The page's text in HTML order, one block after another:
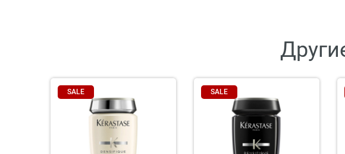
SALE SALE